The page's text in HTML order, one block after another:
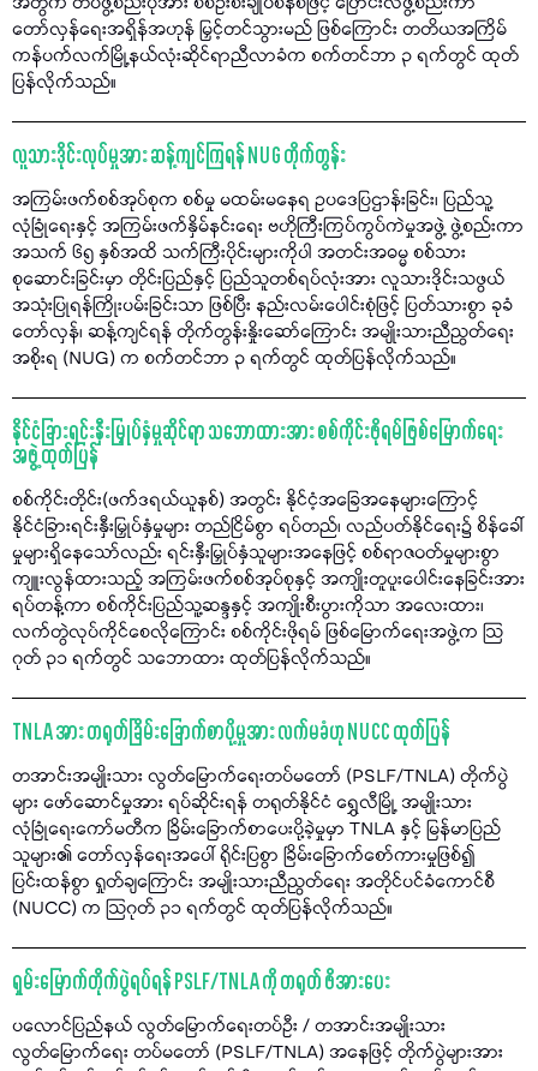
တော်လှန်ရေးအရှိန်အဟုန် မြှင့်တင်သွားမည် ဖြစ်ကြောင်း တတိယအကြိမ်
ကန်ပက်လက်မြို့နယ်လုံးဆိုင်ရာညီလာခံက စက်တင်ဘာ ၃ ရက်တွင် ထုတ်
ပြန်လိုက်သည်။
လူသားဒိုင်းလုပ်မှုအား ဆန့်ကျင်ကြရန် NUG တိုက်တွန်း
အကြမ်းဖက်စစ်အုပ်စုက စစ်မှု မထမ်းမနေရ ဥပဒေပြဌာန်းခြင်း၊ ပြည်သူ့
လုံခြုံရေးနှင့် အကြမ်းဖက်နှိမ်နင်းရေး ဗဟိုကြီးကြပ်ကွပ်ကဲမှုအဖွဲ့ ဖွဲ့စည်းကာ
အသက် ၆၅ နှစ်အထိ သက်ကြီးပိုင်းများကိုပါ အတင်းအဓမ္မ စစ်သား
စုဆောင်းခြင်းမှာ တိုင်းပြည်နှင့် ပြည်သူတစ်ရပ်လုံးအား လူသားဒိုင်းသဖွယ်
အသုံးပြုရန်ကြိုးပမ်းခြင်းသာ ဖြစ်ပြီး နည်းလမ်းပေါင်းစုံဖြင့် ပြတ်သားစွာ ခုခံ
တော်လှန်၊ ဆန့်ကျင်ရန် တိုက်တွန်းနှိုးဆော်ကြောင်း အမျိုးသားညီညွတ်ရေး
အစိုးရ (NUG) က စက်တင်ဘာ ၃ ရက်တွင် ထုတ်ပြန်လိုက်သည်။
နိုင်ငံခြားရင်းနှီးမြှုပ်နှံမှုဆိုင်ရာ သဘောထားအား စစ်ကိုင်းဖိုရမ်ဖြစ်မြောက်ရေး
အဖွဲ့ ထုတ်ပြန်
စစ်ကိုင်းတိုင်း(ဖက်ဒရယ်ယူနစ်) အတွင်း နိုင်ငံ့အခြေအနေများကြောင့်
နိုင်ငံခြားရင်းနှီးမြှုပ်နှံမှုများ တည်ငြိမ်စွာ ရပ်တည်၊ လည်ပတ်နိုင်ရေး၌ စိန်ခေါ်
မှုများရှိနေသော်လည်း ရင်းနှီးမြှုပ်နှံသူများအနေဖြင့် စစ်ရာဇဝတ်မှုများစွာ
ကျူးလွန်ထားသည့် အကြမ်းဖက်စစ်အုပ်စုနှင့် အကျိုးတူပူးပေါင်းနေခြင်းအား
ရပ်တန့်ကာ စစ်ကိုင်းပြည်သူ့ဆန္ဒနှင့် အကျိုးစီးပွားကိုသာ အလေးထား၊
လက်တွဲလုပ်ကိုင်စေလိုကြောင်း စစ်ကိုင်းဖိုရမ် ဖြစ်မြောက်ရေးအဖွဲ့က သြ
ဂုတ် ၃၁ ရက်တွင် သဘောထား ထုတ်ပြန်လိုက်သည်။
TNLA အား တရုတ်ခြိမ်းခြောက်စာပို့မှုအား လက်မခံဟု NUCC ထုတ်ပြန်
တအာင်းအမျိုးသား လွတ်မြောက်ရေးတပ်မတော် (PSLF/TNLA) တိုက်ပွဲ
များ ဖော်ဆောင်မှုအား ရပ်ဆိုင်းရန် တရုတ်နိုင်ငံ ရွှေလီမြို့ အမျိုးသား
လုံခြုံရေးကော်မတီက ခြိမ်းခြောက်စာပေးပို့ခဲ့မှုမှာ TNLA နှင့် မြန်မာပြည်
သူများ၏ တော်လှန်ရေးအပေါ် ရိုင်းပြစွာ ခြိမ်းခြောက်စော်ကားမှုဖြစ်၍
ပြင်းထန်စွာ ရှုတ်ချကြောင်း အမျိုးသားညီညွတ်ရေး အတိုင်ပင်ခံကောင်စီ
(NUCC) က သြဂုတ် ၃၁ ရက်တွင် ထုတ်ပြန်လိုက်သည်။
ရှမ်းမြောက်တိုက်ပွဲရပ်ရန် PSLF/TNLA ကို တရုတ် ဖိအားပေး
ပလောင်ပြည်နယ် လွတ်မြောက်ရေးတပ်ဦး / တအာင်းအမျိုးသား
လွတ်မြောက်ရေး တပ်မတော် (PSLF/TNLA) အနေဖြင့် တိုက်ပွဲများအား